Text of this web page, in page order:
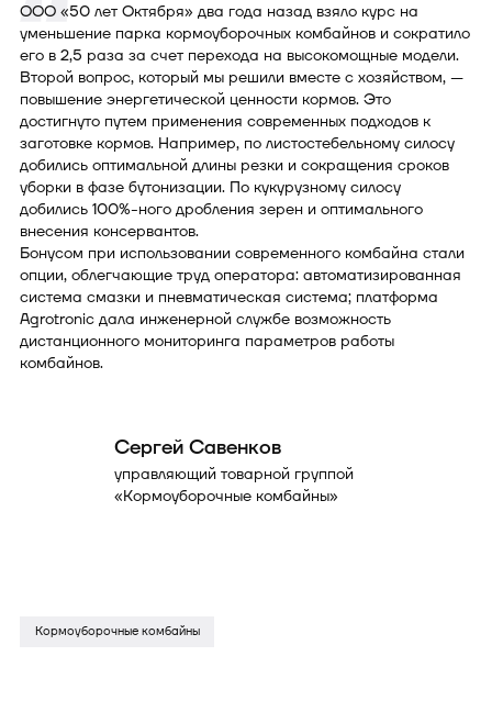
ООО «50 лет Октября» два года назад взяло курс на
уменьшение парка кормоуборочных комбайнов и сократило
его в 2,5 раза за счет перехода на высокомощные модели.
Второй вопрос, который мы решили вместе с хозяйством, —
повышение энергетической ценности кормов. Это
достигнуто путем применения современных подходов к
заготовке кормов. Например, по листостебельному силосу
добились оптимальной длины резки и сокращения сроков
уборки в фазе бутонизации. По кукурузному силосу
добились 100%-ного дробления зерен и оптимального
внесения консервантов.
Бонусом при использовании современного комбайна стали
опции, облегчающие труд оператора: автоматизированная
система смазки и пневматическая система; платформа
Agrotronic дала инженерной службе возможность
дистанционного мониторинга параметров работы
комбайнов.
Сергей Савенков
управляющий товарной группой
«Кормоуборочные комбайны»
Кормоуборочные комбайны